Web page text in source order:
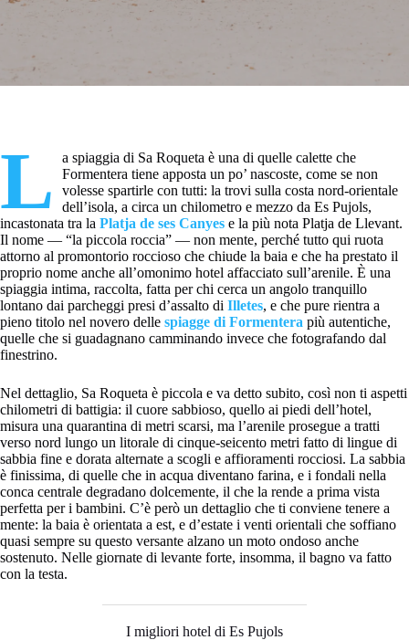
L
a spiaggia di Sa Roqueta è una di quelle calette che
Formentera tiene apposta un po’ nascoste, come se non
volesse spartirle con tutti: la trovi sulla costa nord-orientale
dell’isola, a circa un chilometro e mezzo da Es Pujols,
incastonata tra la Platja de ses Canyes e la più nota Platja de Llevant.
Il nome — “la piccola roccia” — non mente, perché tutto qui ruota
attorno al promontorio roccioso che chiude la baia e che ha prestato il
proprio nome anche all’omonimo hotel affacciato sull’arenile. È una
spiaggia intima, raccolta, fatta per chi cerca un angolo tranquillo
lontano dai parcheggi presi d’assalto di Illetes, e che pure rientra a
pieno titolo nel novero delle spiagge di Formentera più autentiche,
quelle che si guadagnano camminando invece che fotografando dal
finestrino.
Nel dettaglio, Sa Roqueta è piccola e va detto subito, così non ti aspetti
chilometri di battigia: il cuore sabbioso, quello ai piedi dell’hotel,
misura una quarantina di metri scarsi, ma l’arenile prosegue a tratti
verso nord lungo un litorale di cinque-seicento metri fatto di lingue di
sabbia fine e dorata alternate a scogli e affioramenti rocciosi. La sabbia
è finissima, di quelle che in acqua diventano farina, e i fondali nella
conca centrale degradano dolcemente, il che la rende a prima vista
perfetta per i bambini. C’è però un dettaglio che ti conviene tenere a
mente: la baia è orientata a est, e d’estate i venti orientali che soffiano
quasi sempre su questo versante alzano un moto ondoso anche
sostenuto. Nelle giornate di levante forte, insomma, il bagno va fatto
con la testa.
I migliori hotel di Es Pujols